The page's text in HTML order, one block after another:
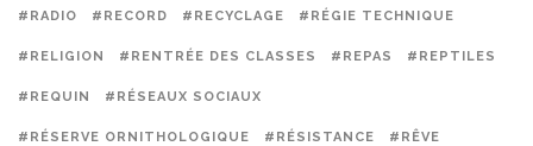
#RADIO #RECORD #RECYCLAGE #RÉGIE TECHNIQUE
#RELIGION #RENTRÉE DES CLASSES #REPAS #REPTILES
#REQUIN #RÉSEAUX SOCIAUX
#RÉSERVE ORNITHOLOGIQUE #RÉSISTANCE #RÊVE